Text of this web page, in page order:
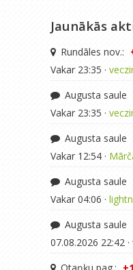
Jaunākās
Rundāles nov.:
Vakar 23:35 ·
Augusta saule
Vakar 23:35 ·
Augusta saule
Vakar 12:54 ·
Augusta saule
Vakar 04:06 ·
Augusta saule
07.08.2026 22:42 ·